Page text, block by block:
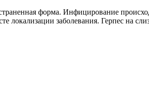
форма. Инфицирование
локализации заболевания. Герпес на